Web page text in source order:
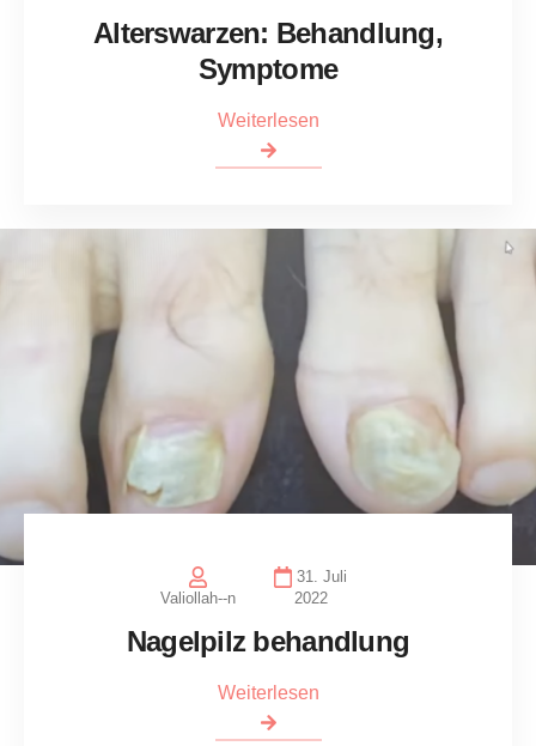
Alterswarzen: Behandlung,
Symptome
Weiterlesen
Valiollah--n
31. Juli
2022
Nagelpilz behandlung
Weiterlesen